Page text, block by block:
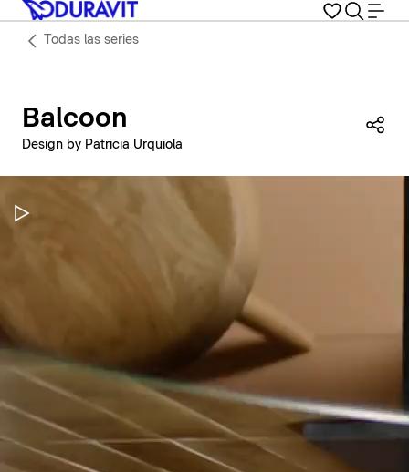
Todas las series
Balcoon
Design by Patricia Urquiola
Pausar vídeo